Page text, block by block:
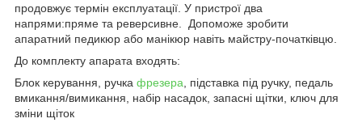
продовжує термін експлуатації. У пристрої два
напрями:пряме та реверсивне. Допоможе зробити
апаратний педикюр або манікюр навіть майстру-початківцю.
До комплекту апарата входять:
Блок керування, ручка фрезера , підставка під ручку, педаль
вмикання/вимикання, набір насадок, запасні щітки, ключ для
зміни щіток